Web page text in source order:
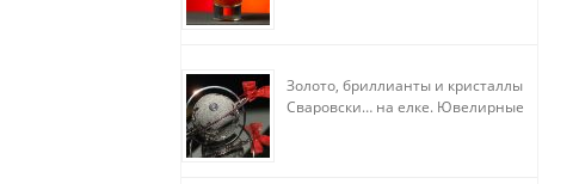
Золото, бриллианты и кристаллы
Сваровски… на елке. Ювелирные